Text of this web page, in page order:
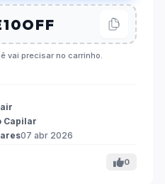
vai precisar no carrinho.
Capilar
07 abr 2026
0